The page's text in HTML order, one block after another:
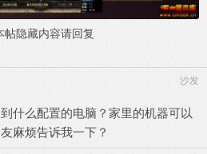
帖隐藏内容请回复
沙发
什么配置的电脑？家里的机器可以
麻烦告诉我一下？